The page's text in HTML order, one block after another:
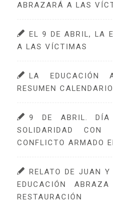
ABRAZARÁ A LAS
EL 9 DE ABRIL, LA
A LAS VÍCTIMAS
LA
RESUMEN
9 DE ABRIL.
SOLIDARIDAD
CONFLICTO ARMADO
RELATO DE JUAN
EDUCACIÓN
RESTAURACIÓN